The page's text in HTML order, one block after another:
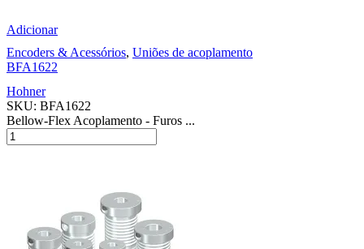
Adicionar
Encoders & Acessórios, Uniões de acoplamento
BFA1622
Hohner
SKU: BFA1622
Bellow-Flex Acoplamento - Furos ...